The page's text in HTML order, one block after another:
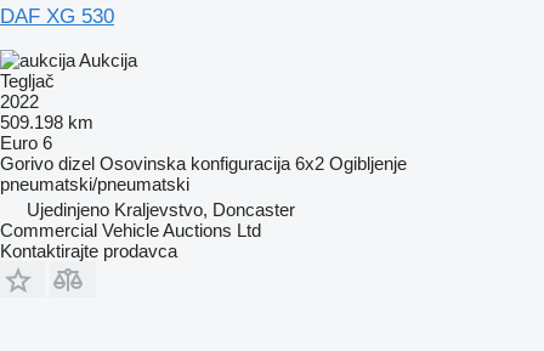
DAF XG 530
Aukcija
Tegljač
2022
509.198 km
Euro 6
Gorivo dizel Osovinska konfiguracija 6x2 Ogibljenje
pneumatski/pneumatski
Ujedinjeno Kraljevstvo, Doncaster
Commercial Vehicle Auctions Ltd
Kontaktirajte prodavca